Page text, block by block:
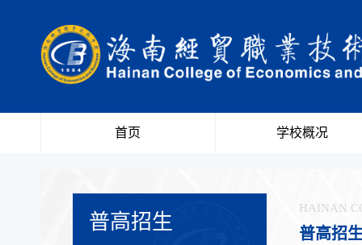
首页 学校概况
普高招生 HAINAN
普高招